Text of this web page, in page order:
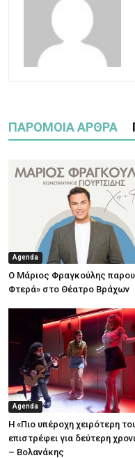
ΠΑΡΟΜΟΙΑ ΑΡΘΡΑ
Agenda
Ο Μάριος Φραγκούλης
Φτερά» στο Θέατρο Βράχων
Agenda
Η «Πιο υπέροχη χειρότερη
επιστρέφει για δεύτερη
– Βολανάκης